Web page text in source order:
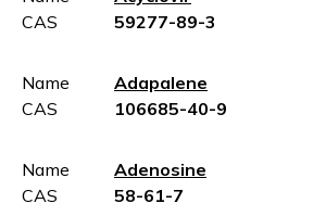
CAS
59277-89-3
Name
Adapalene
CAS
106685-40-9
Name
Adenosine
CAS
58-61-7